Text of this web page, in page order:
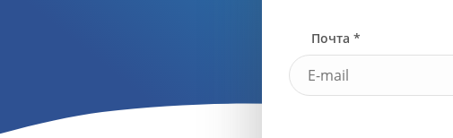
Почта *